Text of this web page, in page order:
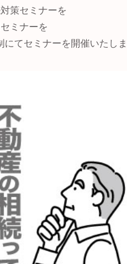
策セミナーを
ミナーを
にてセミナーを開催いたし